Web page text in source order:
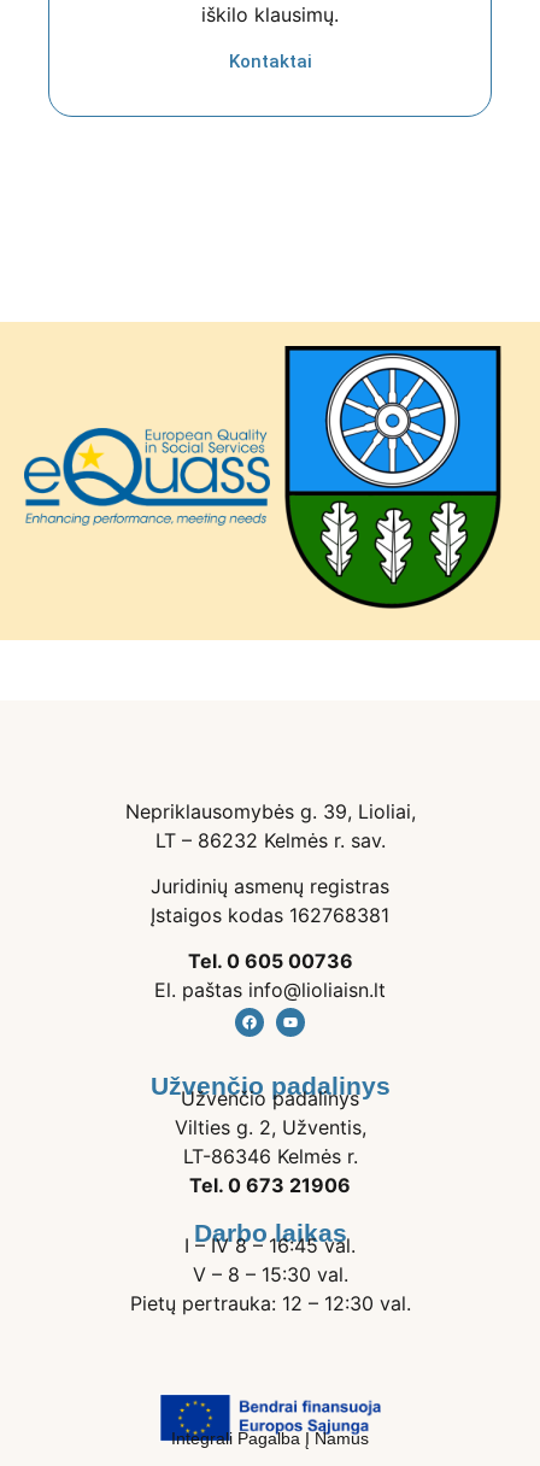
iškilo klausimų.
Kontaktai
Nepriklausomybės g. 39, Lioliai,
LT – 86232 Kelmės r. sav.
Juridinių asmenų registras
Įstaigos kodas 162768381
Tel. 0 605 00736
El. paštas info@lioliaisn.lt
Užvenčio padalinys
Užvenčio padalinys
Vilties g. 2, Užventis,
LT-86346 Kelmės r.
Tel. 0 673 21906
Darbo laikas
I – IV 8 – 16:45 val.
V – 8 – 15:30 val.
Pietų pertrauka: 12 – 12:30 val.
Integrali Pagalba Į Namus